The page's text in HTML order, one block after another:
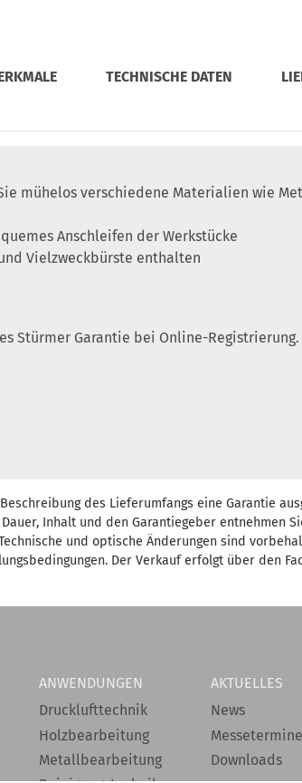
TECHNISCHE DATEN
mühelos verschiedene Materialien wie
Anschleifen der Werkstücke
Vielzweckbürste enthalten
Stürmer Garantie bei Online-
des Lieferumfangs eine Garantie
Inhalt und den Garantiegeber entnehmen
und optische Änderungen sind
Der Verkauf erfolgt über den
ANWENDUNGEN
Drucklufttechnik
Holzbearbeitung
Metallbearbeitung
AKTUELLES
News
Messetermine
Downloads